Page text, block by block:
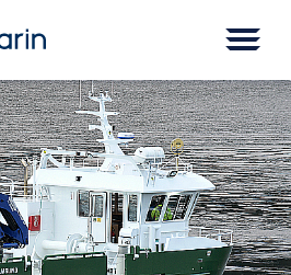
EPOWER
UTSTYR
FINANSIERING